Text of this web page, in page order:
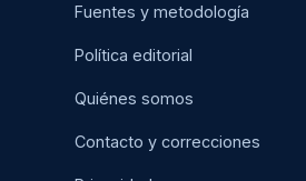
Fuentes y metodología
Política editorial
Quiénes somos
Contacto y correcciones